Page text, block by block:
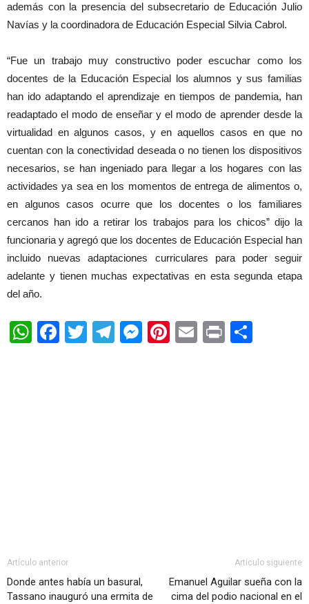
además con la presencia del subsecretario de Educación Julio
Navías y la coordinadora de Educación Especial Silvia Cabrol.
“Fue un trabajo muy constructivo poder escuchar como los
docentes de la Educación Especial los alumnos y sus familias
han ido adaptando el aprendizaje en tiempos de pandemia, han
readaptado el modo de enseñar y el modo de aprender desde la
virtualidad en algunos casos, y en aquellos casos en que no
cuentan con la conectividad deseada o no tienen los dispositivos
necesarios, se han ingeniado para llegar a los hogares con las
actividades ya sea en los momentos de entrega de alimentos o,
en algunos casos ocurre que los docentes o los familiares
cercanos han ido a retirar los trabajos para los chicos” dijo la
funcionaria y agregó que los docentes de Educación Especial han
incluido nuevas adaptaciones curriculares para poder seguir
adelante y tienen muchas expectativas en esta segunda etapa
del año.
WhatsApp
Facebook
TwitterTelegram
Messenger
Pinterest
EmailPrint
Artículo anterior
Donde antes había un basural,
Tassano inauguró una ermita de
Artículo siguiente
Emanuel Aguilar sueña con la
cima del podio nacional en el